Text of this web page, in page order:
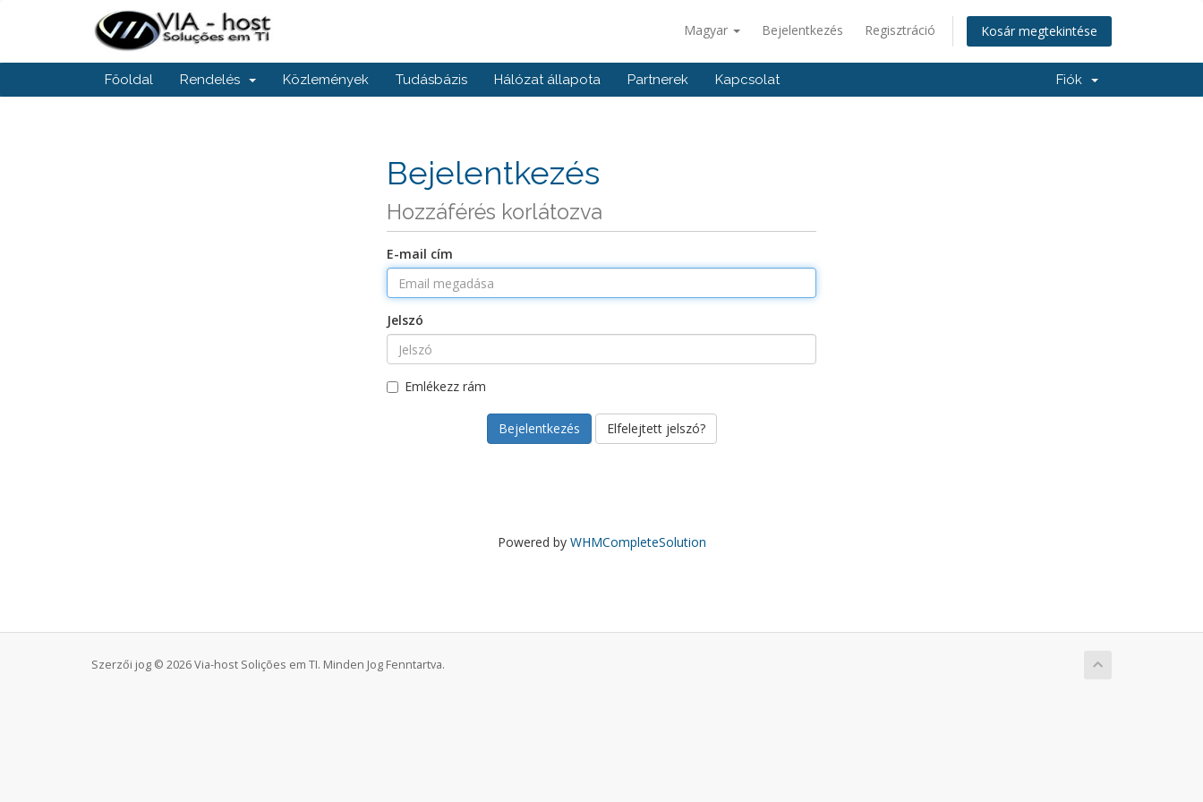
Magyar Bejelentkezés Regisztráció Kosár megtekintése
Főoldal Rendelés Közlemények Tudásbázis Hálózat állapota Partnerek Kapcsolat Fiók
Bejelentkezés
Hozzáférés korlátozva
E-mail cím
Jelszó
Emlékezz rám
Elfelejtett jelszó?
Powered by WHMCompleteSolution
Szerzői jog © 2026 Via-host Solições em TI. Minden Jog Fenntartva.